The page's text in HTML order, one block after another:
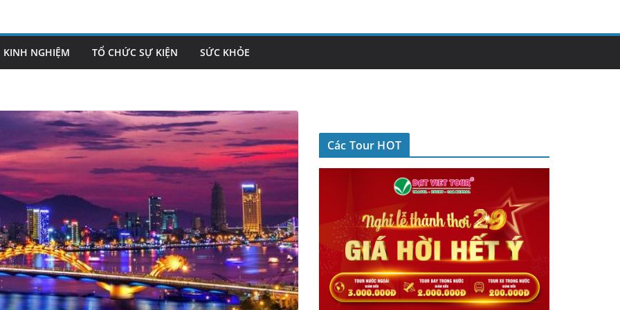
KINH NGHIỆM TỔ CHỨC SỰ KIỆN SỨC KHỎE
Các Tour HOT